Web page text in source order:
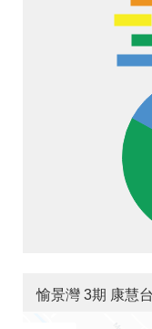
愉景灣 3期 康慧